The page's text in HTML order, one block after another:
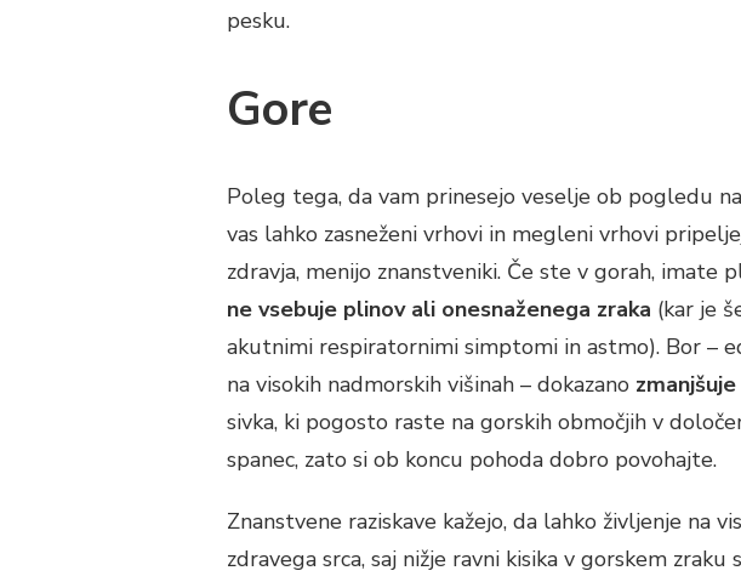
pesku.
Gore
Poleg tega, da vam prinesejo veselje ob pogledu na
vas lahko zasneženi vrhovi in ​​megleni vrhovi
zdravja, menijo znanstveniki. Če ste v gorah, imate
ne vsebuje plinov ali onesnaženega zraka (kar je
akutnimi respiratornimi simptomi in astmo). Bor –
na visokih nadmorskih višinah – dokazano
sivka, ki pogosto raste na gorskih območjih v
spanec, zato si ob koncu pohoda dobro povohajte.
Znanstvene raziskave kažejo, da lahko življenje na
zdravega srca, saj nižje ravni kisika v gorskem